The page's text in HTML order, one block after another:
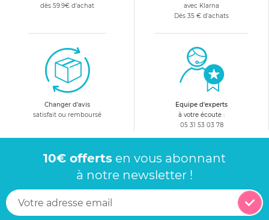
dès 59.9€ d'achat
avec Klarna
Dès 35 € d'achats
Changer d'avis
satisfait ou remboursé
Equipe d'experts
à votre écoute :
05 31 53 03 78
10€ offerts en vous abonnant
à notre newsletter !